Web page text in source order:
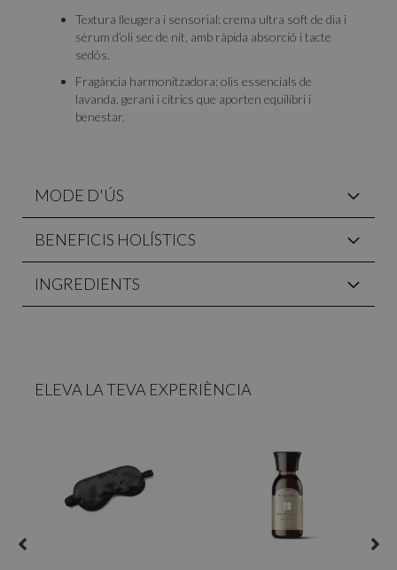
Textura lleugera i sensorial: crema ultra soft de dia i
sèrum d’oli sec de nit, amb ràpida absorció i tacte
sedós.
Fragància harmonitzadora: olis essencials de
lavanda, gerani i cítrics que aporten equilibri i
benestar.
MODE D'ÚS
BENEFICIS HOLÍSTICS
INGREDIENTS
ELEVA LA TEVA EXPERIÈNCIA